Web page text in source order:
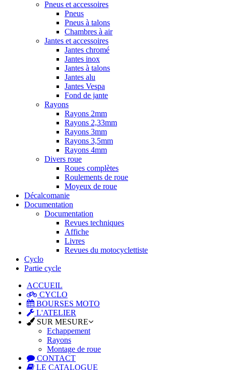
Pneus et accessoires
Pneus
Pneus à talons
Chambres à air
Jantes et accessoires
Jantes chromé
Jantes inox
Jantes à talons
Jantes alu
Jantes Vespa
Fond de jante
Rayons
Rayons 2mm
Rayons 2,33mm
Rayons 3mm
Rayons 3,5mm
Rayons 4mm
Divers roue
Roues complètes
Roulements de roue
Moyeux de roue
Décalcomanie
Documentation
Documentation
Revues techniques
Affiche
Livres
Revues du motocyclettiste
Cyclo
Partie cycle
ACCUEIL
CYCLO
BOURSES MOTO
L'ATELIER
SUR MESURE
Echappement
Rayons
Montage de roue
CONTACT
LE CATALOGUE